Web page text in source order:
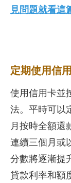
見問題就看這
定期使用信
使用信用卡並
法。平時可以
月按時全額還
連續三個月或
分數將逐漸提
貸款利率和額